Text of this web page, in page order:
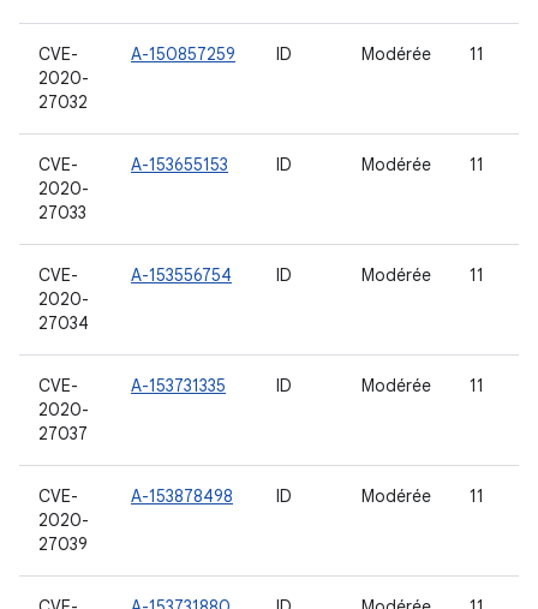
CVE-
2020-
27032
A-150857259 ID Modérée 11
CVE-
2020-
27033
A-153655153 ID Modérée 11
CVE-
2020-
27034
A-153556754 ID Modérée 11
CVE-
2020-
27037
A-153731335 ID Modérée 11
CVE-
2020-
27039
A-153878498 ID Modérée 11